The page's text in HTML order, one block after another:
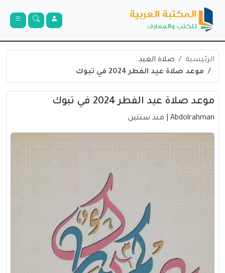
الرئيسية
صلاة العيد
موعد صلاة عيد الفطر 2024 في تبوك
موعد صلاة عيد الفطر 2024 في تبوك
Abdolrahman | منذ سنتين